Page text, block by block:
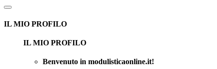
IL MIO PROFILO
IL MIO PROFILO
Benvenuto in modulisticaonline.it!